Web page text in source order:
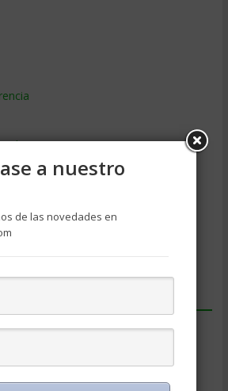
(80)
a nuestro
de las novedades en